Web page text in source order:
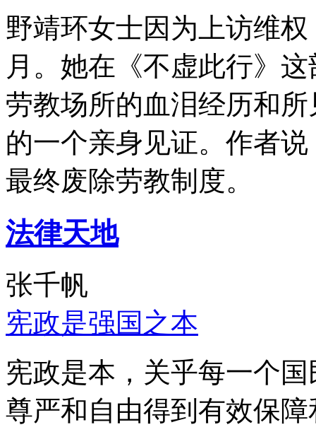
野靖环女士因为上访维
月。她在《不虚此行》
劳教场所的血泪经历和
的一个亲身见证。作者
最终废除劳教制度。
法律天地
张千帆
宪政是强国之本
宪政是本，关乎每一个
尊严和自由得到有效保